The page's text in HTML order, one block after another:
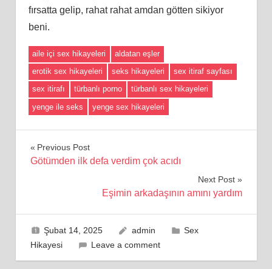
fırsatta gelip, rahat rahat amdan götten sikiyor
beni.
aile içi sex hikayeleri
aldatan eşler
erotik sex hikayeleri
seks hikayeleri
sex itiraf sayfası
sex itirafı
türbanlı porno
türbanlı sex hikayeleri
yenge ile seks
yenge sex hikayeleri
Yazı
Previous Post
Götümden ilk defa verdim çok acıdı
Next Post
Eşimin arkadaşının amını yardım
Şubat 14, 2025 admin
Sex
Hikayesi
Leave a comment